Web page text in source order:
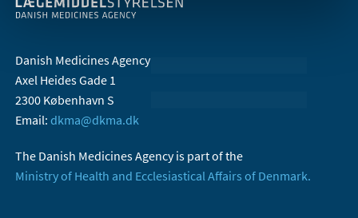
Danish Medicines Agency
Axel Heides Gade 1
2300 København S
Email: dkma@dkma.dk
The Danish Medicines Agency is part of the
Ministry of Health and Ecclesiastical Affairs of Denmark.